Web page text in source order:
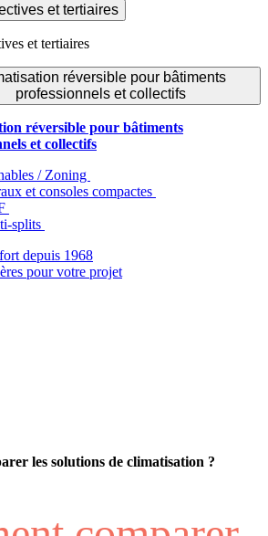
et tertiaires
et tertiaires
réversible pour bâtiments
professionnels et collectifs
réversible pour bâtiments
et collectifs
/ Zoning
et consoles compactes
splits
depuis 1968
pour votre projet
les solutions de climatisation ?